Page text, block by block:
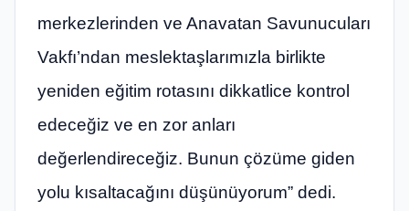
merkezlerinden ve Anavatan Savunucuları
Vakfı’ndan meslektaşlarımızla birlikte
yeniden eğitim rotasını dikkatlice kontrol
edeceğiz ve en zor anları
değerlendireceğiz. Bunun çözüme giden
yolu kısaltacağını düşünüyorum” dedi.